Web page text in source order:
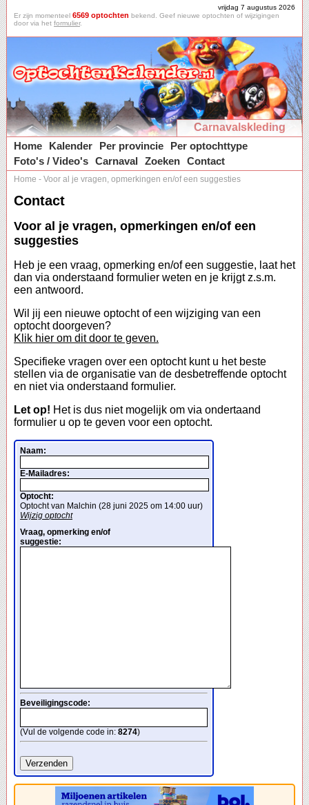
vrijdag 7 augustus 2026
Er zijn momenteel 6569 optochten bekend. Geef nieuwe optochten of wijzigingen
door via het formulier.
Carnavalskleding
Home
Kalender Per provincie
Per optochttype
Foto's / Video's Carnaval Zoeken Contact
Home - Voor al je vragen, opmerkingen en/of een suggesties
Contact
Voor al je vragen, opmerkingen en/of een
suggesties
Heb je een vraag, opmerking en/of een suggestie, laat het
dan via onderstaand formulier weten en je krijgt z.s.m.
een antwoord.
Wil jij een nieuwe optocht of een wijziging van een
optocht doorgeven?
Klik hier om dit door te geven.
Specifieke vragen over een optocht kunt u het beste
stellen via de organisatie van de desbetreffende optocht
en niet via onderstaand formulier.
Let op! Het is dus niet mogelijk om via ondertaand
formulier u op te geven voor een optocht.
Naam:
E-Mailadres:
Optocht:
Optocht van Malchin (28 juni 2025 om 14:00 uur)
Wijzig optocht
Vraag, opmerking en/of
suggestie:
Beveiligingscode:
(Vul de volgende code in: 8274)